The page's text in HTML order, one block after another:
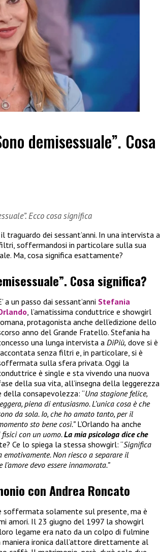
demisessuale”. Cosa
Ecco cosa significa
traguardo dei sessant’anni. In una intervista a
soffermandosi in particolare sulla sua
Ma, cosa significa esattamente?
Cosa significa?
a un passo dai sessant’anni Stefania
, l’amatissima conduttrice e showgirl
protagonista anche dell’edizione dello
anno del Grande Fratello. Stefania ha
una lunga intervista a DiPiù, dove si è
senza filtri e, in particolare, si è
sulla sfera privata. Oggi la
è single e sta vivendo una nuova
della sua vita, all’insegna della leggerezza
della consapevolezza: “Una stagione felice,
piena di entusiasmo. L’unica cosa è che
da sola. Io, che ho amato tanto, per il
sto bene così.”L’Orlando ha anche
con un uomo.La mia psicologa dice che
Ce lo spiega la stessa showgirl: “Significa
Non riesco a separare il
devo essere innamorata.”
con Andrea Roncato
soffermata solamente sul presente, ma è
amori. Il 23 giugno del 1997 la showgirl
legame era nato da un colpo di fulmine
ironica dall’attore direttamente al